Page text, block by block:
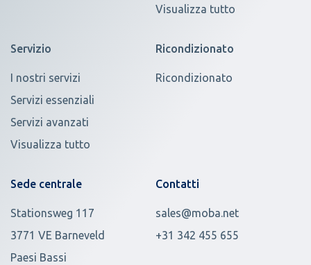
Visualizza tutto
Servizio
I nostri servizi
Servizi essenziali
Servizi avanzati
Visualizza tutto
Ricondizionato
Ricondizionato
Sede centrale
Stationsweg 117
3771 VE Barneveld
Paesi Bassi
Contatti
sales@moba.net
+31 342 455 655